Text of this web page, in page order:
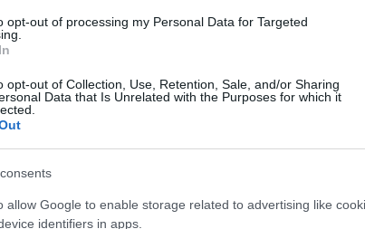
opt-out of processing my Personal Data for Targeted
opt-out of Collection, Use, Retention, Sale, and/or Sharing
Data that Is Unrelated with the Purposes for which it
allow Google to enable storage related to advertising like
identifiers in apps.
tudjuk, hogy a szurkolóik milyen tüzes
akár idegenben, vagy hazai pályán.
olyan kihívások,
ránk, ahol esélyünk lehet a
mérkőzésen. Ehhez
teljesítményre lesz szükség,